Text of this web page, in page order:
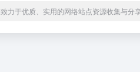
力于优质、实用的网络站点资源收集与分